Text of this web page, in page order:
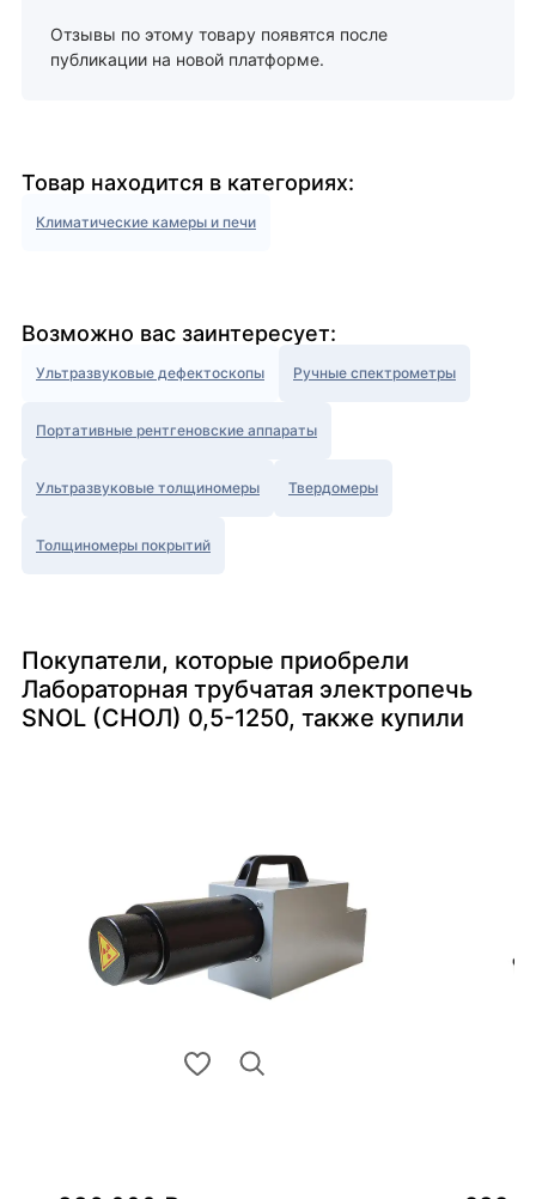
Отзывы по этому товару появятся после
публикации на новой платформе.
Товар находится в категориях:
Климатические камеры и печи
Возможно вас заинтересует:
Ультразвуковые дефектоскопы Ручные спектрометры
Портативные рентгеновские аппараты
Ультразвуковые толщиномеры Твердомеры
Толщиномеры покрытий
Покупатели, которые приобрели
Лабораторная трубчатая электропечь
SNOL (СНОЛ) 0,5-1250, также купили